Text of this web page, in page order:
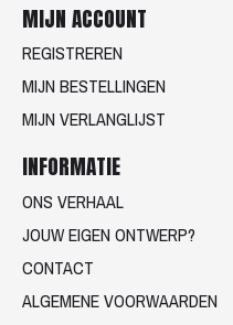
MIJN ACCOUNT
REGISTREREN
MIJN BESTELLINGEN
MIJN VERLANGLIJST
INFORMATIE
ONS VERHAAL
JOUW EIGEN ONTWERP?
CONTACT
ALGEMENE VOORWAARDEN